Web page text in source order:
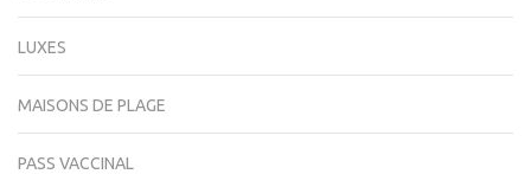
LUXES
MAISONS DE PLAGE
PASS VACCINAL